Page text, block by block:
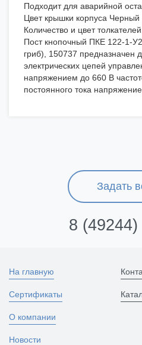
Подходит для аварийной
Цвет крышки корпуса Черный
Количество и цвет
Пост кнопочный ПКЕ 122-1-
гриб), 150737 предназначен
электрических цепей
напряжением до 660 В
постоянного тока
Задать
8
На главную
Сертификаты
О компании
Новости